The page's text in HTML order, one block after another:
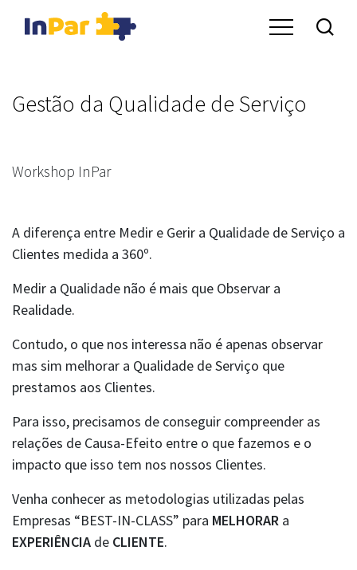
Gestão da Qualidade de Serviço
Workshop InPar
A diferença entre Medir e Gerir a Qualidade de Serviço a
Clientes medida a 360º.
Medir a Qualidade não é mais que Observar a
Realidade.
Contudo, o que nos interessa não é apenas observar
mas sim melhorar a Qualidade de Serviço que
prestamos aos Clientes.
Para isso, precisamos de conseguir compreender as
relações de Causa-Efeito entre o que fazemos e o
impacto que isso tem nos nossos Clientes.
Venha conhecer as metodologias utilizadas pelas
Empresas “BEST-IN-CLASS” para MELHORAR a
EXPERIÊNCIA de CLIENTE.